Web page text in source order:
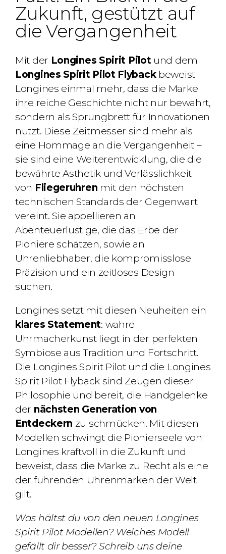
Zukunft, gestützt auf
die Vergangenheit
Mit der Longines Spirit Pilot und dem
Longines Spirit Pilot Flybackbeweist
Longines einmal mehr, dass die Marke
ihre reiche Geschichte nicht nur bewahrt,
sondern als Sprungbrett für Innovationen
nutzt. Diese Zeitmesser sind mehr als
eine Hommage an die Vergangenheit –
sie sind eine Weiterentwicklung, die die
bewährte Ästhetik und Verlässlichkeit
von Fliegeruhren mit den höchsten
technischen Standards der Gegenwart
vereint. Sie appellieren an
Abenteuerlustige, die das Erbe der
Pioniere schätzen, sowie an
Uhrenliebhaber, die kompromisslose
Präzision und ein zeitloses Design
suchen.
Longines setzt mit diesen Neuheiten ein
klares Statement: wahre
Uhrmacherkunst liegt in der perfekten
Symbiose aus Tradition und Fortschritt.
Die Longines Spirit Pilot und die Longines
Spirit Pilot Flyback sind Zeugen dieser
Philosophie und bereit, die Handgelenke
der nächsten Generation von
Entdeckern zu schmücken. Mit diesen
Modellen schwingt die Pionierseele von
Longines kraftvoll in die Zukunft und
beweist, dass die Marke zu Recht als eine
der führenden Uhrenmarken der Welt
gilt.
Was hältst du von den neuen Longines
Spirit Pilot Modellen? Welches Modell
gefällt dir besser? Schreib uns deine